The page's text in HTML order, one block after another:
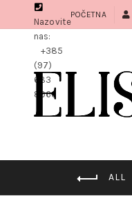
Nazovite
nas:
+385
(97)
683
8966
POČETNA
ALL